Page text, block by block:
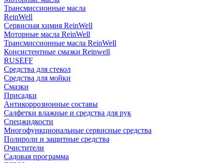
Трансмиссионные масла
ReinWell
Сервисная химия ReinWell
Моторные масла ReinWell
Трансмиссионные масла ReinWell
Консистентные смазки Reinwell
RUSEFF
Средства для стекол
Средства для мойки
Смазки
Присадки
Антикоррозионные составы
Салфетки влажные и средства для рук
Спецжидкости
Многофункциональные сервисные средства
Полироли и защитные средства
Очистители
Садовая программа